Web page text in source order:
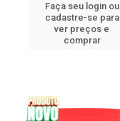
Faça seu login ou
cadastre-se para
ver preços e
comprar